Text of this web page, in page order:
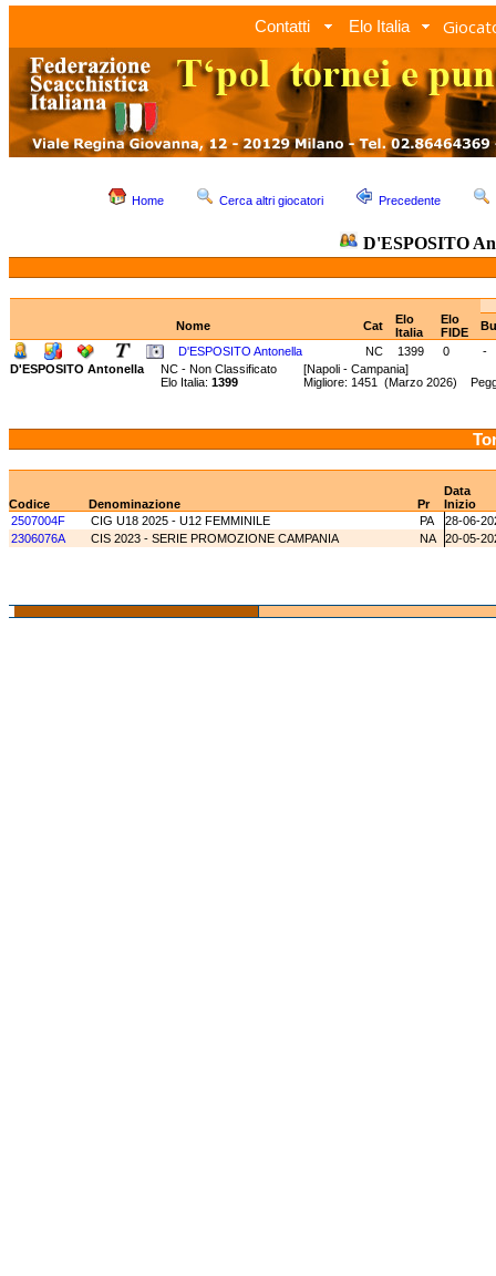
Contatti Elo Italia
Home Cerca altri giocatori Precedente
D'ESPOSITO
Nome Cat
Elo
Italia
Elo
FIDE
D'ESPOSITO Antonella
NC 1399 0
-
D'ESPOSITO Antonella
NC - Non Classificato [Napoli - Campania]
Elo Italia: 1399 Migliore: 1451 (Marzo 2026)
Data
Codice
Denominazione Pr
Inizio
2507004F
CIG U18 2025 - U12 FEMMINILE PA
28-06-
2306076A
CIS 2023 - SERIE PROMOZIONE CAMPANIA NA 20-05-